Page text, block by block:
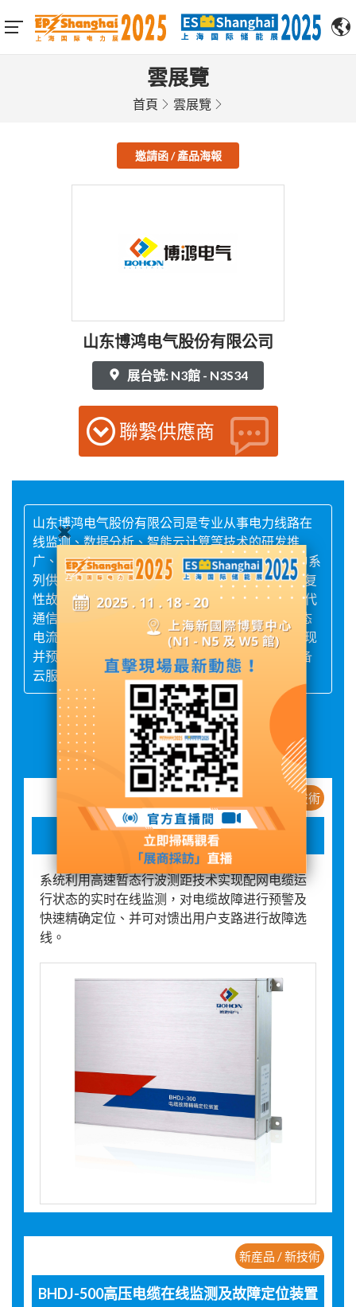
雲展覽
首頁 雲展覽
邀請函 / 產品海報
山东博鸿电气股份有限公司
展台號: N3館 - N3S34
聯繫供應商
山东博鸿电气股份有限公司是专业从事电力线路在
线监测、数据分析、智能云计算等技术的研发推
广、系统集成与咨询服务的高新技术企业。BHDJ系
列供电线路在线监测系统，首次提出并利用“可恢复
性故障”机理，采用先进传感器、微功耗电子及现代
通信技术，通过特高频数据采集单元实时分析暂态
电流/电压行波信号，实现绝缘在线监测，提前发现
并预报故障隐患，可行波双端故障测距定位，具备
云服务及实时大数据分析等先进管理功能。
展品詳情
新産品 / 新技術
BHDJ-300 电缆故障精确定位装置
系统利用高速暂态行波测距技术实现配网电缆运
行状态的实时在线监测，对电缆故障进行预警及
快速精确定位、并可对馈出用户支路进行故障选
线。
新産品 / 新技術
BHDJ-500高压电缆在线监测及故障定位装置